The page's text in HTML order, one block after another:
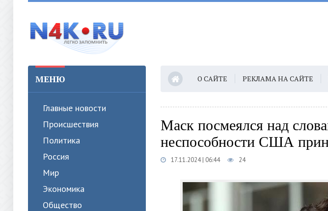
МЕНЮ
Главные новости
Происшествия
Политика
Россия
Мир
Экономика
Общество
О САЙТЕ РЕКЛАМА НА САЙТЕ
Маск посмеялся над
неспособности США
17.11.2024 | 06:44 24